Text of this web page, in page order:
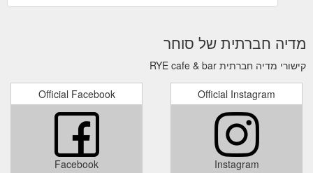
מדיה חברתית של סוחר
קישורי מדיה חברתית RYE cafe & bar
Official Facebook
Facebook
Official Instagram
Instagram